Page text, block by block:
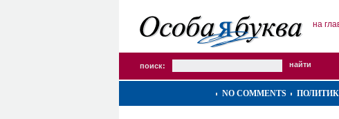
на
поиск:
NO COMMENTS